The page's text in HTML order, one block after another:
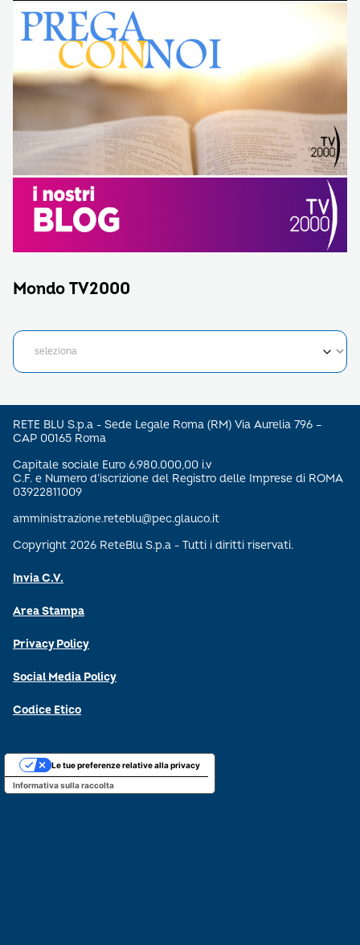
Mondo TV2000
RETE BLU S.p.a - Sede Legale Roma (RM) Via Aurelia 796 –
CAP 00165 Roma
Capitale sociale Euro 6.980.000,00 i.v
C.F. e Numero d’iscrizione del Registro delle Imprese di ROMA
03922811009
amministrazione.reteblu@pec.glauco.it
Copyright 2026 ReteBlu S.p.a - Tutti i diritti riservati.
Invia C.V.
Area Stampa
Privacy Policy
Social Media Policy
Codice Etico
Informativa sulla raccolta
Le tue preferenze relative alla privacy